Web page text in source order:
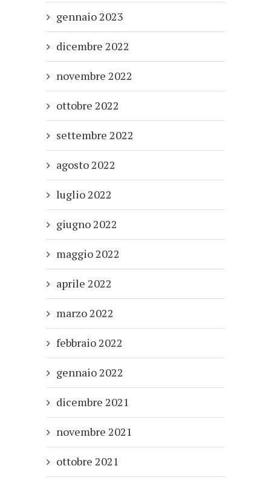
gennaio 2023
dicembre 2022
novembre 2022
ottobre 2022
settembre 2022
agosto 2022
luglio 2022
giugno 2022
maggio 2022
aprile 2022
marzo 2022
febbraio 2022
gennaio 2022
dicembre 2021
novembre 2021
ottobre 2021